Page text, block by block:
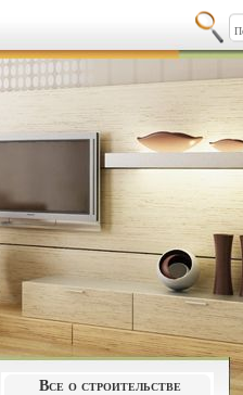
Все о строительстве